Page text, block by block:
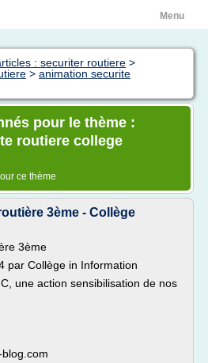
Menu
: securiter routiere >
> animation securite
pour le thème :
routiere college
ce thème
3ème - Collège
3ème
par Collège in Information
une action sensibilisation de nos